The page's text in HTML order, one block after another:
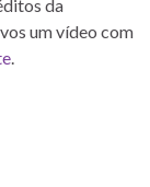
da
um vídeo com
.